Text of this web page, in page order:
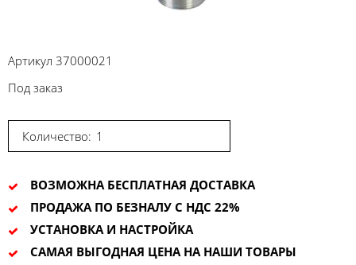
Артикул 37000021
Под заказ
Количество:
ВОЗМОЖНА БЕСПЛАТНАЯ ДОСТАВКА
ПРОДАЖА ПО БЕЗНАЛУ С НДС 22%
УСТАНОВКА И НАСТРОЙКА
САМАЯ ВЫГОДНАЯ ЦЕНА НА НАШИ ТОВАРЫ